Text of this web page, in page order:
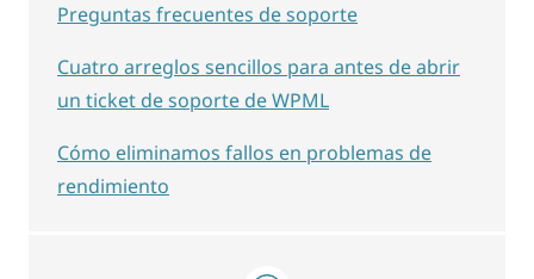
Preguntas frecuentes de soporte
Cuatro arreglos sencillos para antes de abrir
un ticket de soporte de WPML
Cómo eliminamos fallos en problemas de
rendimiento